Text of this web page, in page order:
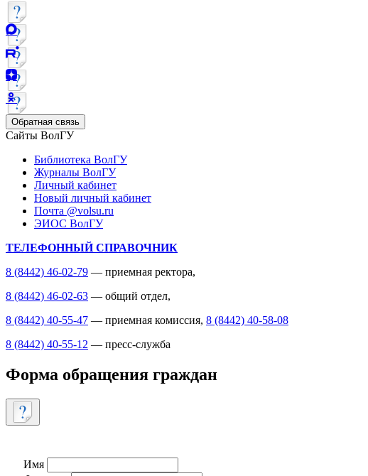
Обратная связь
Сайты ВолГУ
Библиотека ВолГУ
Журналы ВолГУ
Личный кабинет
Новый личный кабинет
Почта @volsu.ru
ЭИОС ВолГУ
ТЕЛЕФОННЫЙ СПРАВОЧНИК
8 (8442) 46-02-79 — приемная ректора,
8 (8442) 46-02-63 — общий отдел,
8 (8442) 40-55-47 — приемная комиссия, 8 (8442) 40-58-08
8 (8442) 40-55-12 — пресс-служба
Форма обращения граждан
Имя